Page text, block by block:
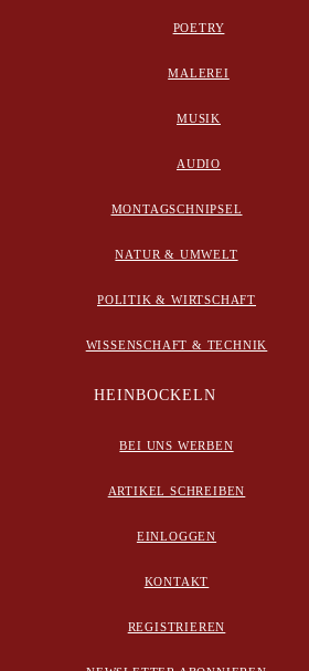
POETRY
MALEREI
MUSIK
AUDIO
MONTAGSCHNIPSEL
NATUR & UMWELT
POLITIK & WIRTSCHAFT
WISSENSCHAFT & TECHNIK
HEINBOCKELN
BEI UNS WERBEN
ARTIKEL SCHREIBEN
EINLOGGEN
KONTAKT
REGISTRIEREN